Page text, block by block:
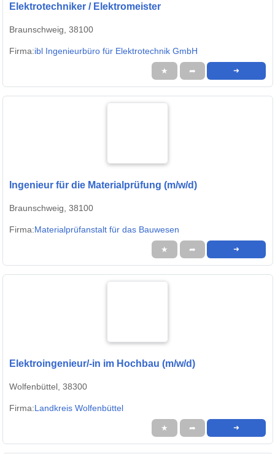
Elektrotechniker / Elektromeister
Braunschweig, 38100
Firma:ibl Ingenieurbüro für Elektrotechnik GmbH
★ ➦ ➜
Ingenieur für die Materialprüfung (m/w/d)
Braunschweig, 38100
Firma:Materialprüfanstalt für das Bauwesen
★ ➦ ➜
Elektroingenieur/-in im Hochbau (m/w/d)
Wolfenbüttel, 38300
Firma:Landkreis Wolfenbüttel
★ ➦ ➜